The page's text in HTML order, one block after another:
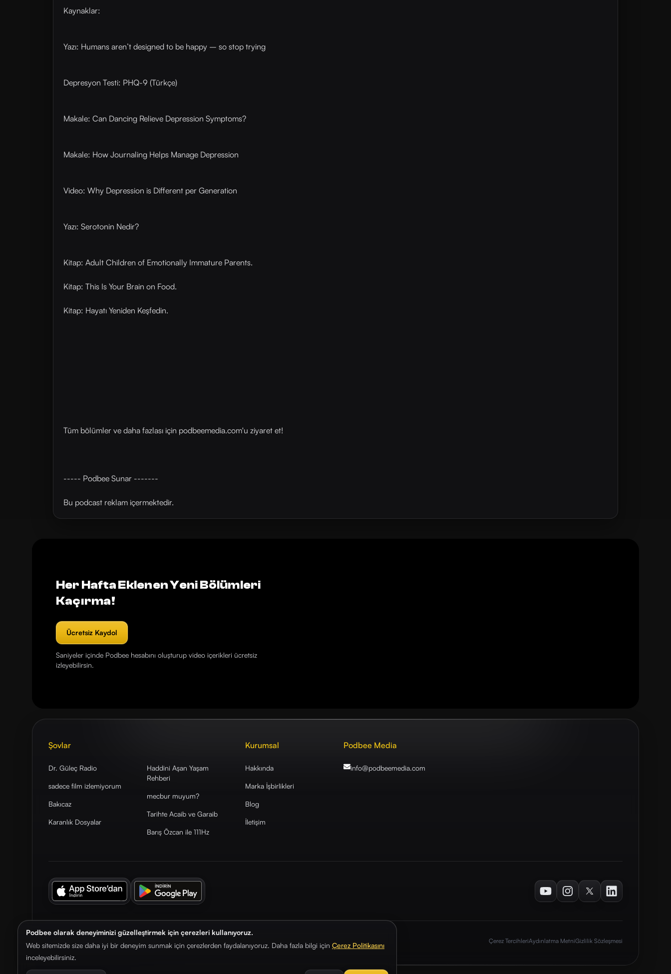
Podbee olarak deneyiminizi güzelleştirmek için çerezleri kullanıyoruz.
Web sitemizde size daha iyi bir deneyim sunmak için çerezlerden faydalanıyoruz. Daha fazla bilgi için Çerez Politikasını
inceleyebilirsiniz.
Kaynaklar:
Yazı: Humans aren’t designed to be happy – so stop trying
Depresyon Testi: PHQ-9 (Türkçe)
Makale: Can Dancing Relieve Depression Symptoms?
Makale: How Journaling Helps Manage Depression
Video: Why Depression is Different per Generation
Yazı: Serotonin Nedir?
Kitap: Adult Children of Emotionally Immature Parents.
Kitap: This Is Your Brain on Food.
Kitap: Hayatı Yeniden Keşfedin.
Tüm bölümler ve daha fazlası için ⁠⁠podbeemedia.com⁠⁠'u ziyaret et!
----- Podbee Sunar -------
Bu podcast reklam içermektedir.
Her Hafta Eklenen Yeni Bölümleri
Kaçırma!
Ücretsiz Kaydol
Saniyeler içinde Podbee hesabını oluşturup video içerikleri ücretsiz
izleyebilirsin.
Şovlar
Dr. Güleç Radio
sadece film izlemiyorum
Bakıcaz
Karanlık Dosyalar
Haddini Aşan Yaşam
Rehberi
mecbur muyum?
Tarihte Acaib ve Garaib
Barış Özcan ile 111Hz
Kurumsal
Hakkında
Marka İşbirlikleri
Blog
İletişim
Podbee Media
info@podbeemedia.com
YoutubeInstagramTwitterLinkedIn
© 2026. Podbee Media. Tüm hakları saklıdır. Çerez TercihleriAydınlatma MetniGizlilik Sözleşmesi